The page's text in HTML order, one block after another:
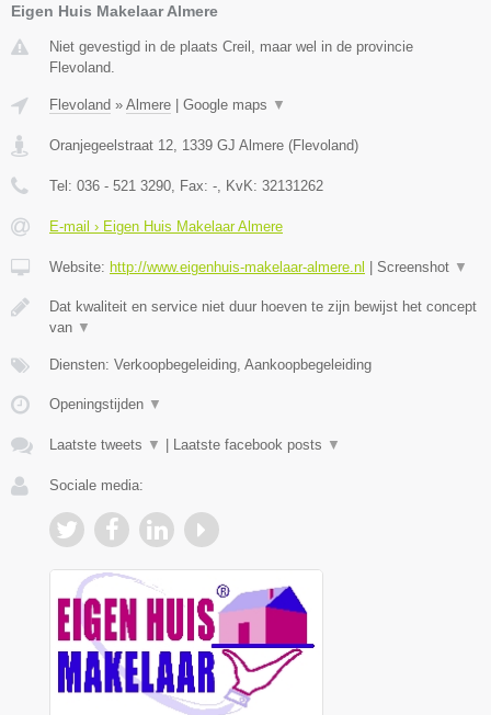
Eigen Huis Makelaar Almere
Niet gevestigd in de plaats Creil, maar wel in de provincie
Flevoland.
Flevoland » Almere | Google maps ▼
Oranjegeelstraat 12 1339 GJ Almere (Flevoland)
Tel: 036 - 521 3290 , Fax: - , KvK: 32131262
E-mail › Eigen Huis Makelaar Almere
Website: http://www.eigenhuis-makelaar-almere.nl | Screenshot ▼
Dat kwaliteit en service niet duur hoeven te zijn bewijst het concept
van ▼
Diensten: Verkoopbegeleiding, Aankoopbegeleiding
Openingstijden ▼
Laatste tweets ▼ | Laatste facebook posts ▼
Sociale media: